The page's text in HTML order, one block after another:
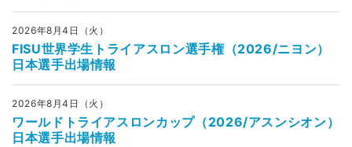
2026年8月4日（火）
FISU世界学生トライアスロン選手権（2026/ニヨン）
日本選手出場情報
2026年8月4日（火）
ワールドトライアスロンカップ（2026/アスンシオン）
日本選手出場情報